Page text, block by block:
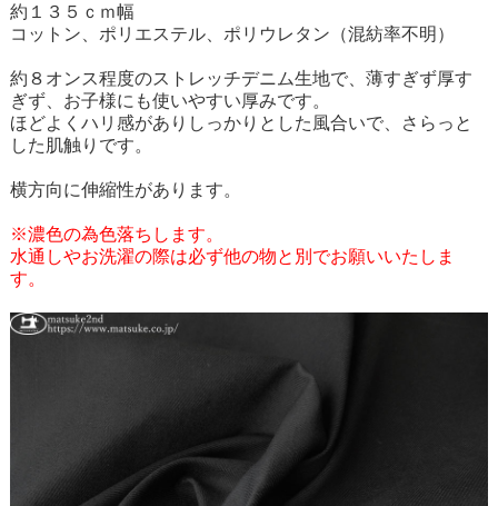
約１３５ｃｍ幅
コットン、ポリエステル、ポリウレタン（混紡率不明）
約８オンス程度のストレッチデニム生地で、薄すぎず厚す
ぎず、お子様にも使いやすい厚みです。
ほどよくハリ感がありしっかりとした風合いで、さらっと
した肌触りです。
横方向に伸縮性があります。
※濃色の為色落ちします。
水通しやお洗濯の際は必ず他の物と別でお願いいたしま
す。